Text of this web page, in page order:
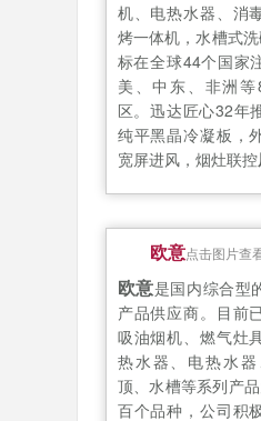
机、电热水器、消
烤一体机，水槽式
标在全球44个国家
美、中东、非洲
区。迅达匠心32年
纯平黑晶冷凝板，
宽屏进风，烟灶联控
欧意点击图片查
欧意是国内综合型
产品供应商。目前
吸油烟机、燃气灶
热水器、电热水
顶、水槽等系列产
百个品种，公司积